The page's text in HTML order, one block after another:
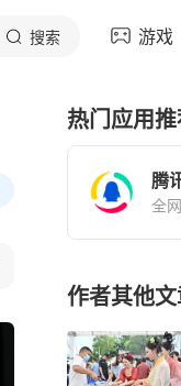
搜索 游戏
热门应用
腾
全
作者其他